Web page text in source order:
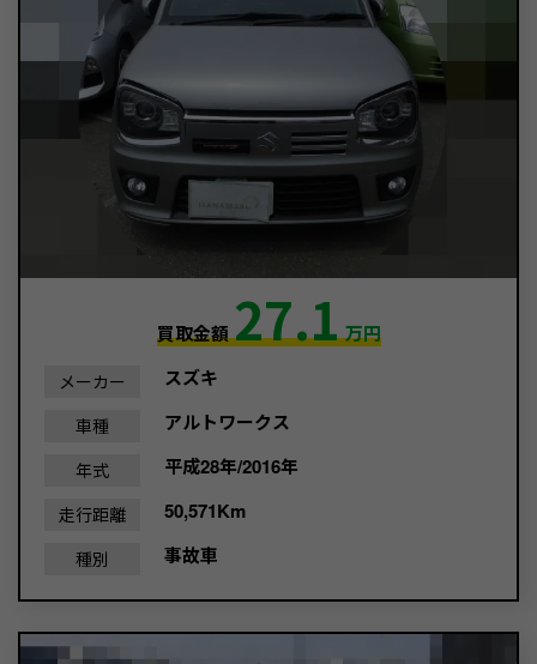
買取金額27.1万円
メーカー スズキ
車種 アルトワークス
年式 平成28年/2016年
走行距離 50,571Km
種別 事故車